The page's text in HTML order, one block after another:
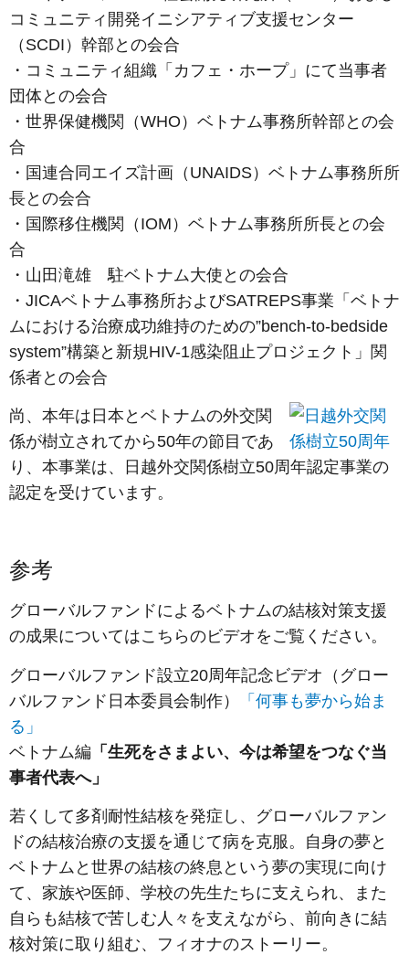
コミュニティ開発イニシアティブ支援センター
（SCDI）幹部との会合
・コミュニティ組織「カフェ・ホープ」にて当事者
団体との会合
・世界保健機関（WHO）ベトナム事務所幹部との会
合
・国連合同エイズ計画（UNAIDS）ベトナム事務所所
長との会合
・国際移住機関（IOM）ベトナム事務所所長との会
合
・山田滝雄 駐ベトナム大使との会合
・JICAベトナム事務所およびSATREPS事業「ベトナ
ムにおける治療成功維持のための”bench-to-bedside
system”構築と新規HIV-1感染阻止プロジェクト」関
係者との会合
尚、本年は日本とベトナムの外交関
係が樹立されてから50年の節目であ
り、本事業は、日越外交関係樹立50周年認定事業の
認定を受けています。
参考
グローバルファンドによるベトナムの結核対策支援
の成果についてはこちらのビデオをご覧ください。
グローバルファンド設立20周年記念ビデオ（グロー
バルファンド日本委員会制作）
「何事も夢から始ま
る」
ベトナム編 「生死をさまよい、今は希望をつなぐ当
事者代表へ」
若くして多剤耐性結核を発症し、グローバルファン
ドの結核治療の支援を通じて病を克服。自身の夢と
ベトナムと世界の結核の終息という夢の実現に向け
て、家族や医師、学校の先生たちに支えられ、また
自らも結核で苦しむ人々を支えながら、前向きに結
核対策に取り組む、フィオナのストーリー。